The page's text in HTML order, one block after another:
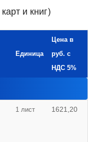
карт и книг)
Единица
Цена в
руб. с
НДС 5%
1 лист 1621,20